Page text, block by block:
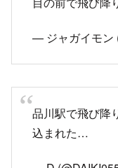
品川駅で飛び降
込まれた…
— D